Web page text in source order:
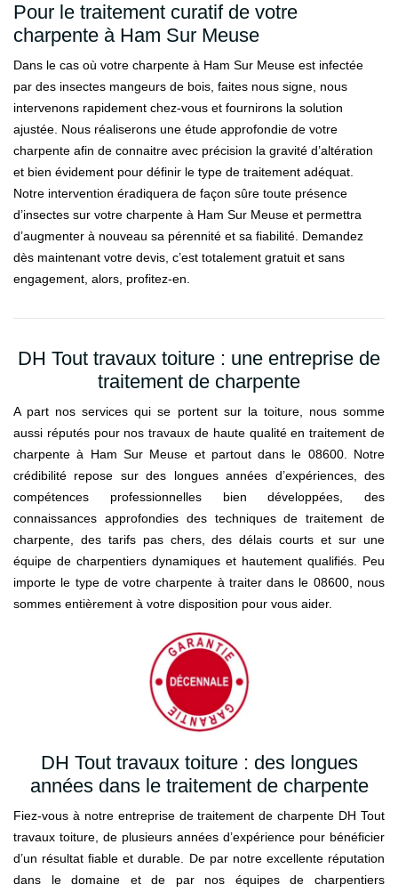
Pour le traitement curatif de votre
charpente à Ham Sur Meuse
Dans le cas où votre charpente à Ham Sur Meuse est infectée
par des insectes mangeurs de bois, faites nous signe, nous
intervenons rapidement chez-vous et fournirons la solution
ajustée. Nous réaliserons une étude approfondie de votre
charpente afin de connaitre avec précision la gravité d’altération
et bien évidement pour définir le type de traitement adéquat.
Notre intervention éradiquera de façon sûre toute présence
d’insectes sur votre charpente à Ham Sur Meuse et permettra
d’augmenter à nouveau sa pérennité et sa fiabilité. Demandez
dès maintenant votre devis, c’est totalement gratuit et sans
engagement, alors, profitez-en.
DH Tout travaux toiture : une entreprise de
traitement de charpente
A part nos services qui se portent sur la toiture, nous somme
aussi réputés pour nos travaux de haute qualité en traitement de
charpente à Ham Sur Meuse et partout dans le 08600. Notre
crédibilité repose sur des longues années d’expériences, des
compétences professionnelles bien développées, des
connaissances approfondies des techniques de traitement de
charpente, des tarifs pas chers, des délais courts et sur une
équipe de charpentiers dynamiques et hautement qualifiés. Peu
importe le type de votre charpente à traiter dans le 08600, nous
sommes entièrement à votre disposition pour vous aider.
DH Tout travaux toiture : des longues
années dans le traitement de charpente
Fiez-vous à notre entreprise de traitement de charpente DH Tout
travaux toiture, de plusieurs années d’expérience pour bénéficier
d’un résultat fiable et durable. De par notre excellente réputation
dans le domaine et de par nos équipes de charpentiers